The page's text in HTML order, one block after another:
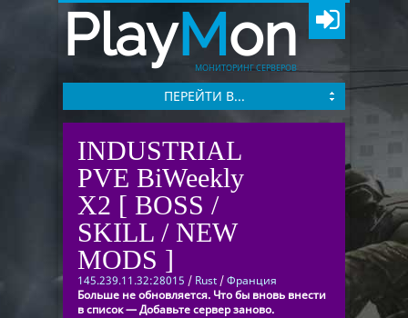
PlayMon
МОНИТОРИНГ СЕРВЕРОВ
ПЕРЕЙТИ В...
INDUSTRIAL
PVE BiWeekly
X2 [ BOSS /
SKILL / NEW
MODS ]
145.239.11.32:28015 / Rust /Франция
Больше не обновляется. Что бы вновь внести
в список — Добавьте сервер заново.